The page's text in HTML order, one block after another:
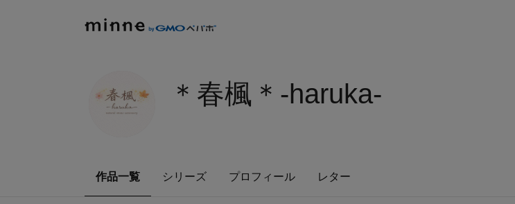
＊春楓＊-haruka-
作品一覧 シリーズ プロフィール レター